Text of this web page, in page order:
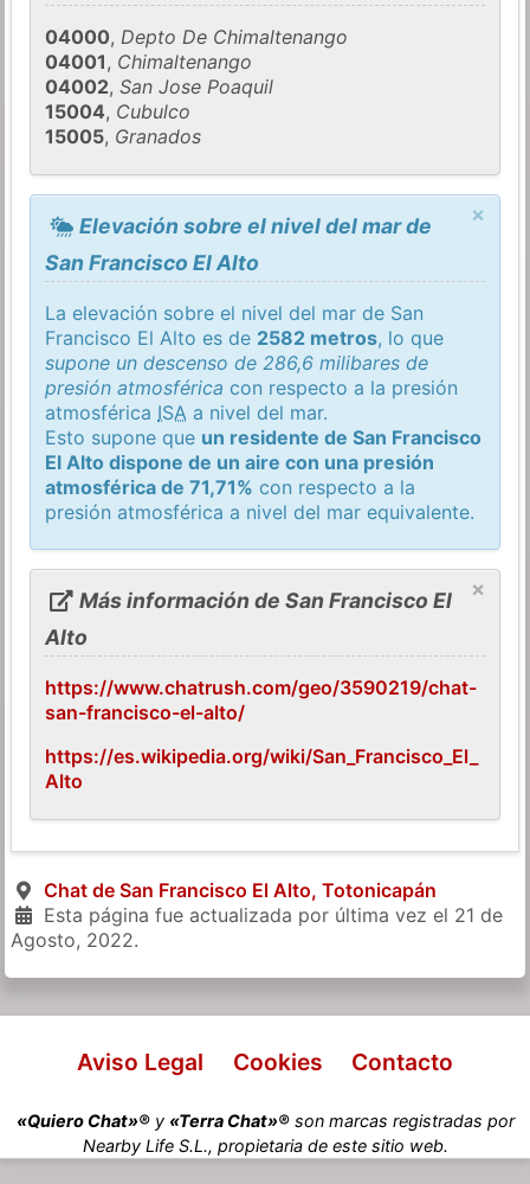
04000,Depto De Chimaltenango
04001, Chimaltenango
04002,San Jose Poaquil
15004, Cubulco
15005, Granados
×
Elevación sobre el nivel del mar de
San Francisco El Alto
La elevación sobre el nivel del mar de San
Francisco El Alto es de 2582 metros, lo que
supone un descenso de 286,6 milibares de
presión atmosférica con respecto a la presión
atmosférica ISA a nivel del mar.
Esto supone que un residente de San Francisco
El Alto dispone de un aire con una presión
atmosférica de 71,71% con respecto a la
presión atmosférica a nivel del mar equivalente.
×
Más información de San Francisco El
Alto
https://www.chatrush.com/geo/3590219/chat-
san-francisco-el-alto/
https://es.wikipedia.org/wiki/San_Francisco_El_
Alto
Chat de San Francisco El Alto, Totonicapán
Esta página fue actualizada por última vez el 21 de
Agosto, 2022.
Aviso Legal Cookies Contacto
«Quiero Chat»®y «Terra Chat»®son marcas registradas por
Nearby Life S.L., propietaria de este sitio web.